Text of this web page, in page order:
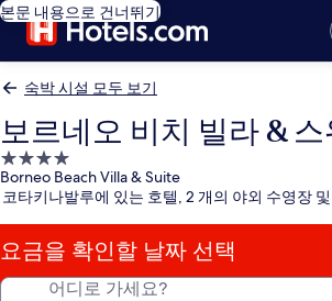
본문 내용으로 건너뛰기
숙박 시설 모두 보기
보르네오 비치 빌라 &
4.0
성
급
숙
박
시
Borneo Beach Villa & Suite
코타키나발루에 있는 호텔, 2 개의 야외 수영장
요금을 확인할 날짜 선택
어디로 가세요?